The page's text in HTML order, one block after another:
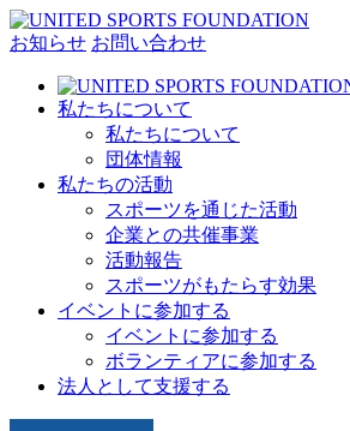
お知らせ お問い合わせ
私たちについて
私たちについて
団体情報
私たちの活動
スポーツを通じた活動
企業との共催事業
活動報告
スポーツがもたらす効果
イベントに参加する
イベントに参加する
ボランティアに参加する
法人として支援する